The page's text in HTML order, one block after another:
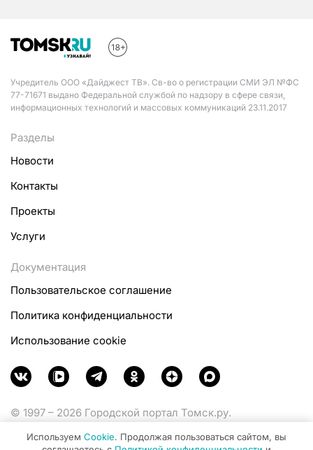
Учредитель ООО «Дайджест ТВ». Св-во о регистрации СМИ ЭЛ №ФС
77-71671 выдано Федеральной службой по надзору в сфере связи,
информационных технологий и массовых коммуникаций 23.11.2017
Разделы
Новости
Контакты
Проекты
Услуги
Документация
Пользовательское соглашение
Политика конфиденциальности
Использование cookie
© 1997 – 2026 Городской портал Томск.ру.
Министерства цифрового развития, связи и массовых
Используем Cookie. Продолжая пользоваться сайтом, вы